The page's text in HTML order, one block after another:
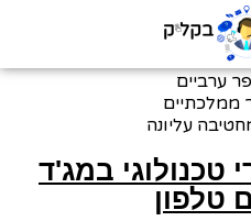
ערביים
עליונה
טכנולוגי במג'ד
טלפון